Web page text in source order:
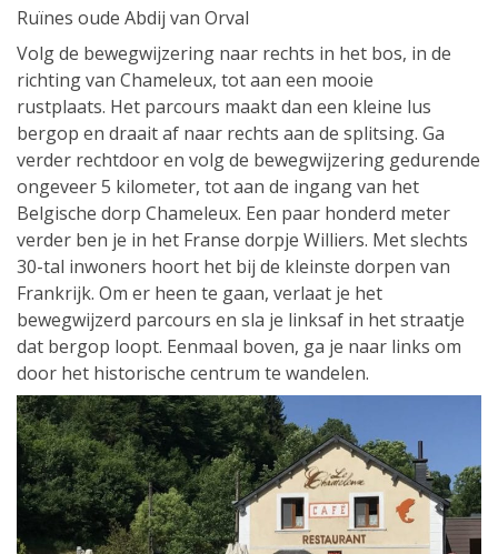
Ruïnes oude Abdij van Orval
Volg de bewegwijzering naar rechts in het bos, in de
richting van Chameleux, tot aan een mooie
rustplaats. Het parcours maakt dan een kleine lus
bergop en draait af naar rechts aan de splitsing. Ga
verder rechtdoor en volg de bewegwijzering gedurende
ongeveer 5 kilometer, tot aan de ingang van het
Belgische dorp Chameleux. Een paar honderd meter
verder ben je in het Franse dorpje Williers. Met slechts
30-tal inwoners hoort het bij de kleinste dorpen van
Frankrijk. Om er heen te gaan, verlaat je het
bewegwijzerd parcours en sla je linksaf in het straatje
dat bergop loopt. Eenmaal boven, ga je naar links om
door het historische centrum te wandelen.